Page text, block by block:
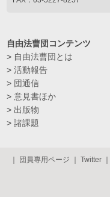
自由法曹団コンテンツ
> 自由法曹団とは
>活動報告
> 団通信
>意見書ほか
> 出版物
>諸課題
｜ 団員専用ページ ｜ Twitter ｜